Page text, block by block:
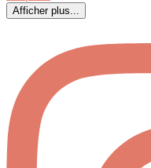
Afficher plus...